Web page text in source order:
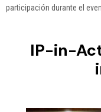
participación durante el
IP-in-